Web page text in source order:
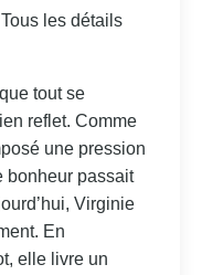
les détails
tout se
reflet. Comme
une pression
bonheur passait
Virginie
En
elle livre un